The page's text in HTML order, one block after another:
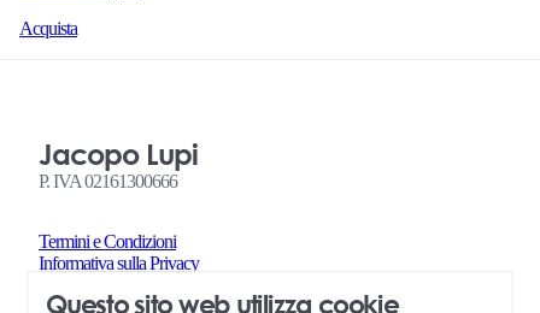
Acquista
Jacopo Lupi
P. IVA 02161300666
Termini e Condizioni
Informativa sulla Privacy
Amministrazione
Questo sito web utilizza cookie